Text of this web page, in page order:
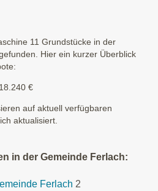
11 Grundstücke in der
Hier ein kurzer Überblick
€
auf aktuell verfügbaren
aktualisiert.
in der Gemeinde Ferlach:
Ferlach 2